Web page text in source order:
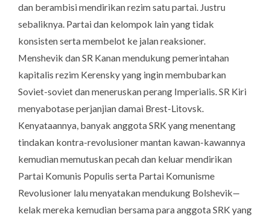
dan berambisi mendirikan rezim satu partai. Justru
sebaliknya. Partai dan kelompok lain yang tidak
konsisten serta membelot ke jalan reaksioner.
Menshevik dan SR Kanan mendukung pemerintahan
kapitalis rezim Kerensky yang ingin membubarkan
Soviet-soviet dan meneruskan perang Imperialis. SR Kiri
menyabotase perjanjian damai Brest-Litovsk.
Kenyataannya, banyak anggota SRK yang menentang
tindakan kontra-revolusioner mantan kawan-kawannya
kemudian memutuskan pecah dan keluar mendirikan
Partai Komunis Populis serta Partai Komunisme
Revolusioner lalu menyatakan mendukung Bolshevik—
kelak mereka kemudian bersama para anggota SRK yang